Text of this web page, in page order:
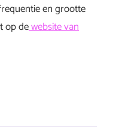
en grootte
op dewebsite van